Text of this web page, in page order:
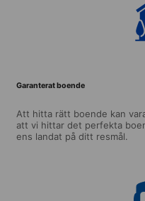
Garanterat boende
Att hitta rätt boende kan
att vi hittar det perfekta
ens landat på ditt resmål.